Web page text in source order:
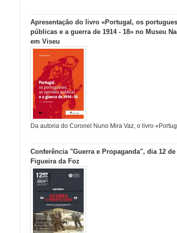
Apresentação do livro «Portugal, os
públicas e a guerra de 1914 - 18» no Museu
em Viseu
Da autoria do Coronel Nuno Mira Vaz, o livro
Conferência "Guerra e Propaganda", dia 12
Figueira da Foz